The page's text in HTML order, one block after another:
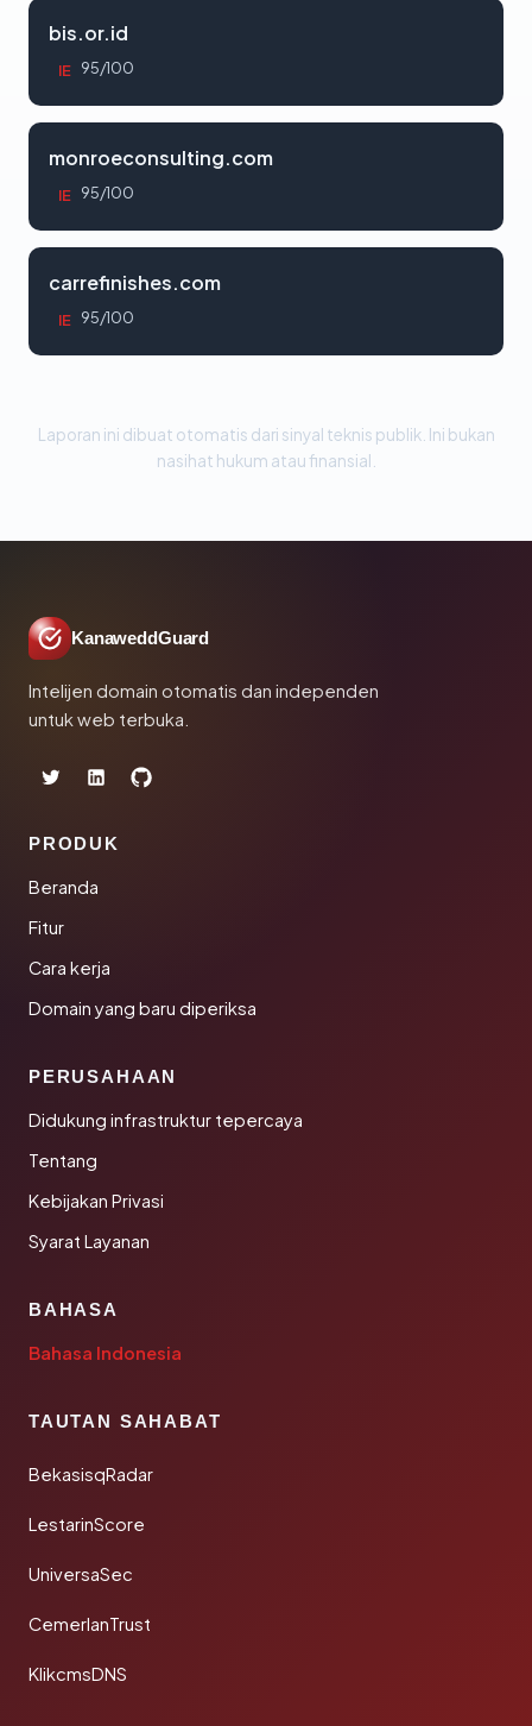
bis.or.id
IE 95/100
monroeconsulting.com
IE 95/100
carrefinishes.com
IE 95/100
Laporan ini dibuat otomatis dari sinyal teknis publik. Ini bukan
nasihat hukum atau finansial.
KanaweddGuard
Intelijen domain otomatis dan independen
untuk web terbuka.
PRODUK
Beranda
Fitur
Cara kerja
Domain yang baru diperiksa
PERUSAHAAN
Didukung infrastruktur tepercaya
Tentang
Kebijakan Privasi
Syarat Layanan
BAHASA
Bahasa Indonesia
TAUTAN SAHABAT
BekasisqRadar
LestarinScore
UniversaSec
CemerlanTrust
KlikcmsDNS